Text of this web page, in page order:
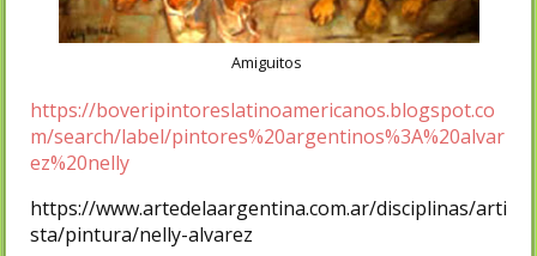
Amiguitos
https://boveripintoreslatinoamericanos.blogspot.co
m/search/label/pintores%20argentinos%3A%20alvar
ez%20nelly
https://www.artedelaargentina.com.ar/disciplinas/arti
sta/pintura/nelly-alvarez